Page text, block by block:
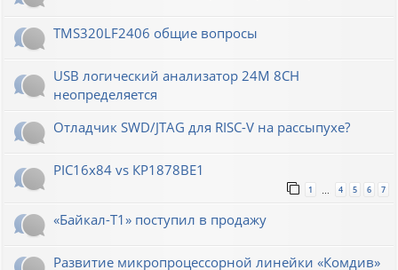
TMS320LF2406 общие вопросы
USB логический анализатор 24M 8CH
неопределяется
Отладчик SWD/JTAG для RISC-V на рассыпухе?
PIC16x84 vs КР1878ВЕ1
1 4 5 6 7
«Байкал-T1» поступил в продажу
Развитие микропроцессорной линейки «Комдив»